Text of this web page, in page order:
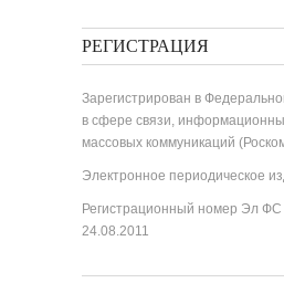
РЕГИСТРАЦИЯ
Зарегистрирован в
в сфере связи,
массовых коммуникаций
Электронное периодическое
Регистрационный номер Эл
24.08.2011